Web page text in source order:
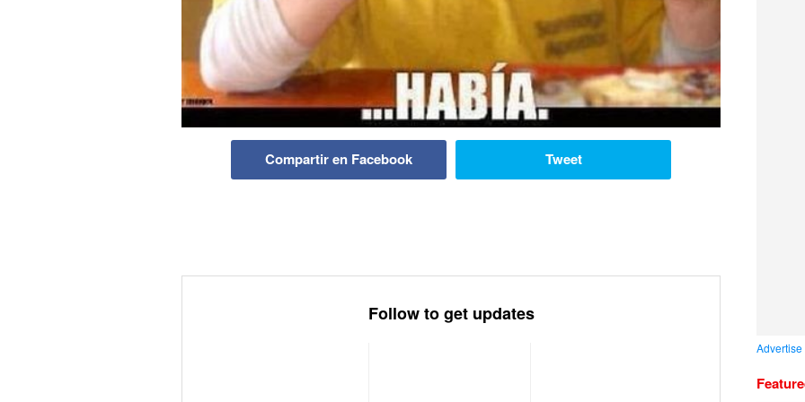
Compartir en Facebook Tweet
Follow to get updates